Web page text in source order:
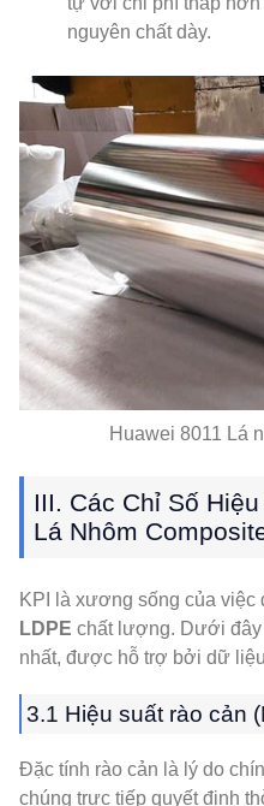
nguyên chất dày.
Huawei 8011 Lá
III. Các Chỉ Số
Lá Nhôm
KPI là xương sống của việc
LDPE chất lượng. Dưới đây
nhất, được hỗ trợ bởi dữ
3.1 Hiệu suất rào cản
Đặc tính rào cản là lý do
chúng trực tiếp quyết định